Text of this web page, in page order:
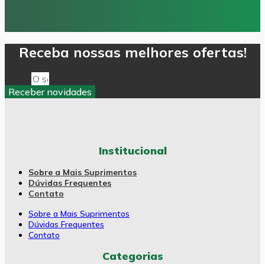
Receba nossas melhores ofertas!
Receber novidades
Institucional
Sobre a Mais Suprimentos
Dúvidas Frequentes
Contato
Sobre a Mais Suprimentos
Dúvidas Frequentes
Contato
Categorias